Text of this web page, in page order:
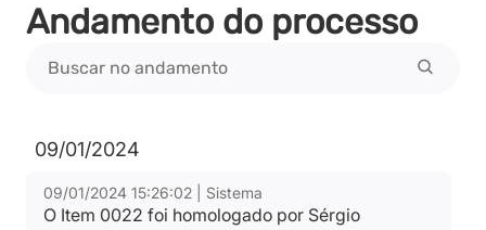
Andamento do processo
09/01/2024
09/01/2024 15:26:02 | Sistema
O Item 0022 foi homologado por Sérgio